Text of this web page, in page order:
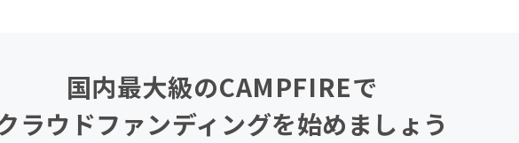
国内最大級のCAMPFIREで
ラウドファンディングを始めましょう